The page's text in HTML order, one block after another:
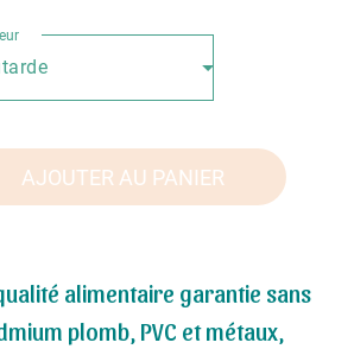
AJOUTER AU PANIER
alimentaire garantie sans
plomb, PVC et métaux,